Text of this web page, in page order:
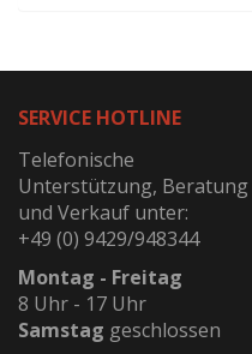
SERVICE HOTLINE
Telefonische
Unterstützung, Beratung
und Verkauf unter:
+49 (0) 9429/948344
Montag - Freitag
8 Uhr - 17 Uhr
Samstag geschlossen